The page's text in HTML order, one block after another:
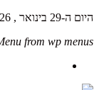
היום ה-29 בינואר , 2026
from wp menus